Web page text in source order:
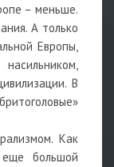
– меньше.
А только
Европы,
В
Как
большой